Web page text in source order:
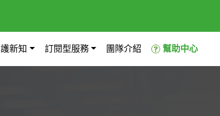
新知 訂閱型服務 團隊介紹 幫助中心